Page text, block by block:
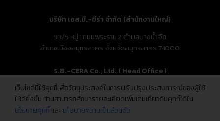
บริษัท เอส.บี.-ซีร่า จำกัด (สำนักงานใหญ่)
93/5 หมู่ 1 ถนนพระราม 2 ตำบลบางน้ำจืด
อำเภอเมืองสมุทรสาคร จังหวัดสมุทรสาคร 74000
S.B.-CERA Co., Ltd. ( Head Office )
93/5 Moo.1, Rama 2 Rd., Bang Nam Chuet,
Mueang Samut Sakhon, Samut Sakhon 74000, Thailand
เว็บไซต์นี้ใช้คุกกี้เพื่อวัตถุประสงค์ในการปรับปรุงประสบการณ์ของผู้ใช้
ให้ดียิ่งขึ้น ท่านสามารถศึกษารายละเอียดเพิ่มเติมเกี่ยวกับคุกกี้ได้ใน
นโยบายคุกกี้และ นโยบายความเป็นส่วนตัว